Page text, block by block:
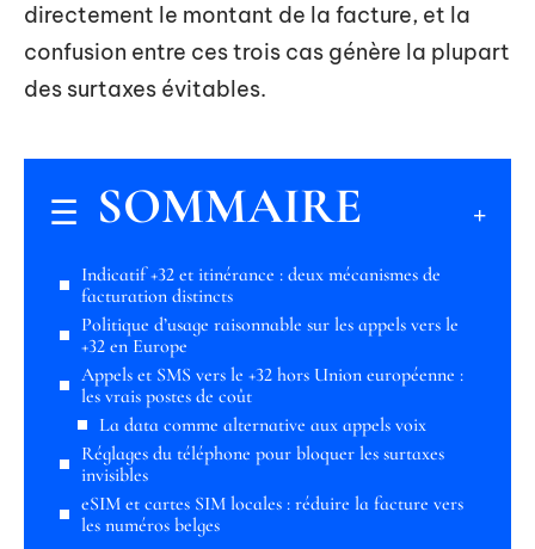
directement le montant de la facture, et la
confusion entre ces trois cas génère la plupart
des surtaxes évitables.
SOMMAIRE
Indicatif +32 et itinérance : deux mécanismes de
facturation distincts
Politique d’usage raisonnable sur les appels vers le
+32 en Europe
Appels et SMS vers le +32 hors Union européenne :
les vrais postes de coût
La data comme alternative aux appels voix
Réglages du téléphone pour bloquer les surtaxes
invisibles
eSIM et cartes SIM locales : réduire la facture vers
les numéros belges